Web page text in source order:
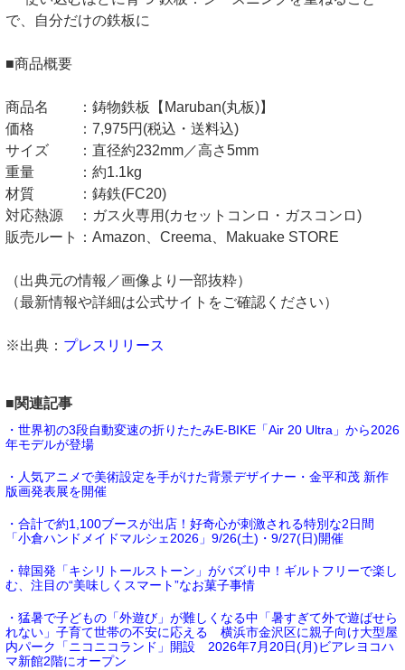
で、自分だけの鉄板に
■商品概要
商品名 ：鋳物鉄板【Maruban(丸板)】
価格 ：7,975円(税込・送料込)
サイズ ：直径約232mm／高さ5mm
重量 ：約1.1kg
材質 ：鋳鉄(FC20)
対応熱源 ：ガス火専用(カセットコンロ・ガスコンロ)
販売ルート：Amazon、Creema、Makuake STORE
（出典元の情報／画像より一部抜粋）
（最新情報や詳細は公式サイトをご確認ください）
※出典： プレスリリース
■関連記事
・世界初の3段自動変速の折りたたみE-BIKE「Air 20 Ultra」から2026
年モデルが登場
・人気アニメで美術設定を手がけた背景デザイナー・金平和茂 新作
版画発表展を開催
・合計で約1,100ブースが出店！好奇心が刺激される特別な2日間
「小倉ハンドメイドマルシェ2026」9/26(土)・9/27(日)開催
・韓国発「キシリトールストーン」がバズり中！ギルトフリーで楽し
む、注目の“美味しくスマート”なお菓子事情
・猛暑で子どもの「外遊び」が難しくなる中「暑すぎて外で遊ばせら
れない」子育て世帯の不安に応える 横浜市金沢区に親子向け大型屋
内パーク「ニコニコランド」開設 2026年7月20日(月)ビアレヨコハ
マ新館2階にオープン